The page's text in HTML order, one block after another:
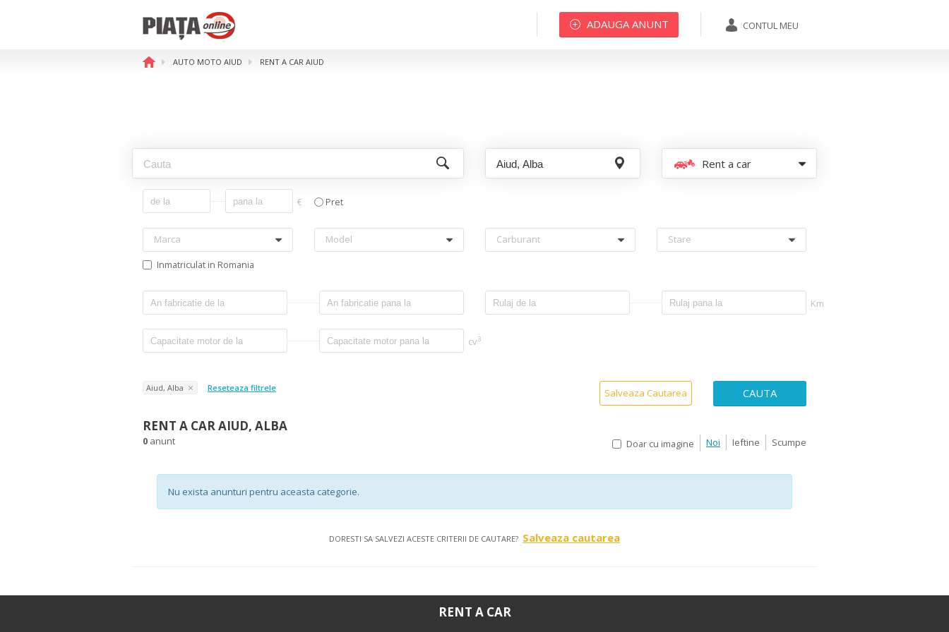
CONTUL MEU
ADAUGA ANUNT
AUTO MOTO AIUD RENT A CAR AIUD
Rent a car
€ Pret
Marca Model Carburant Stare
Inmatriculat in Romania
Km
cv3
Aiud, Alba Reseteaza filtrele Salveaza Cautarea CAUTA
RENT A CAR AIUD, ALBA
0 anunt Doar cu imagine Noi Ieftine Scumpe
Nu exista anunturi pentru aceasta categorie.
DORESTI SA SALVEZI ACESTE CRITERII DE CAUTARE? Salveaza cautarea
RENT A CAR